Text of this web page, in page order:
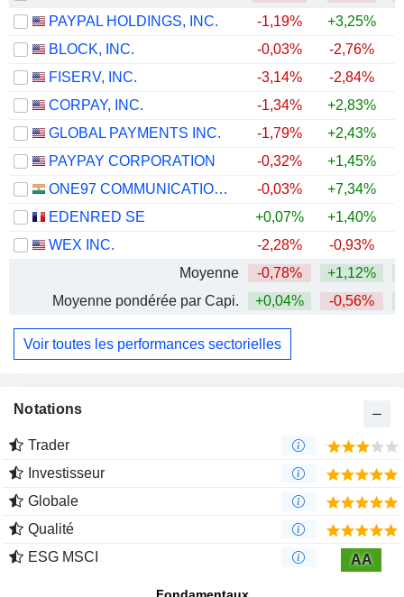
PAYPAL HOLDINGS, INC.
-1,19% +3,25%
BLOCK, INC.
-0,03% -2,76%
FISERV, INC.
-3,14% -2,84%
CORPAY, INC.
-1,34% +2,83%
GLOBAL PAYMENTS INC.
-1,79% +2,43%
PAYPAY CORPORATION
-0,32%
+1,45%
ONE97 COMMUNICATIONS LIMITED
-0,03% +7,34%
EDENRED SE
+0,07% +1,40%
WEX INC.
-2,28% -0,93%
Moyenne
-0,78% +1,12%
Moyenne pondérée par Capi.
+0,04% -0,56%
Voir toutes les performances sectorielles
Notations
Trader
Investisseur
Globale
Qualité
ESG MSCI
AA